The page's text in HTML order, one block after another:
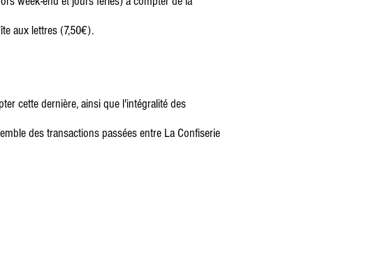
aux lettres (7,50€).
cette dernière, ainsi que l'intégralité des
des transactions passées entre La Confiserie